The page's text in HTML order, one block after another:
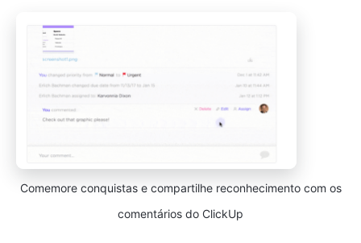
Comemore conquistas e compartilhe reconhecimento com os
comentários do ClickUp